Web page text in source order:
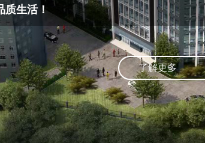
质生活！
了解更多